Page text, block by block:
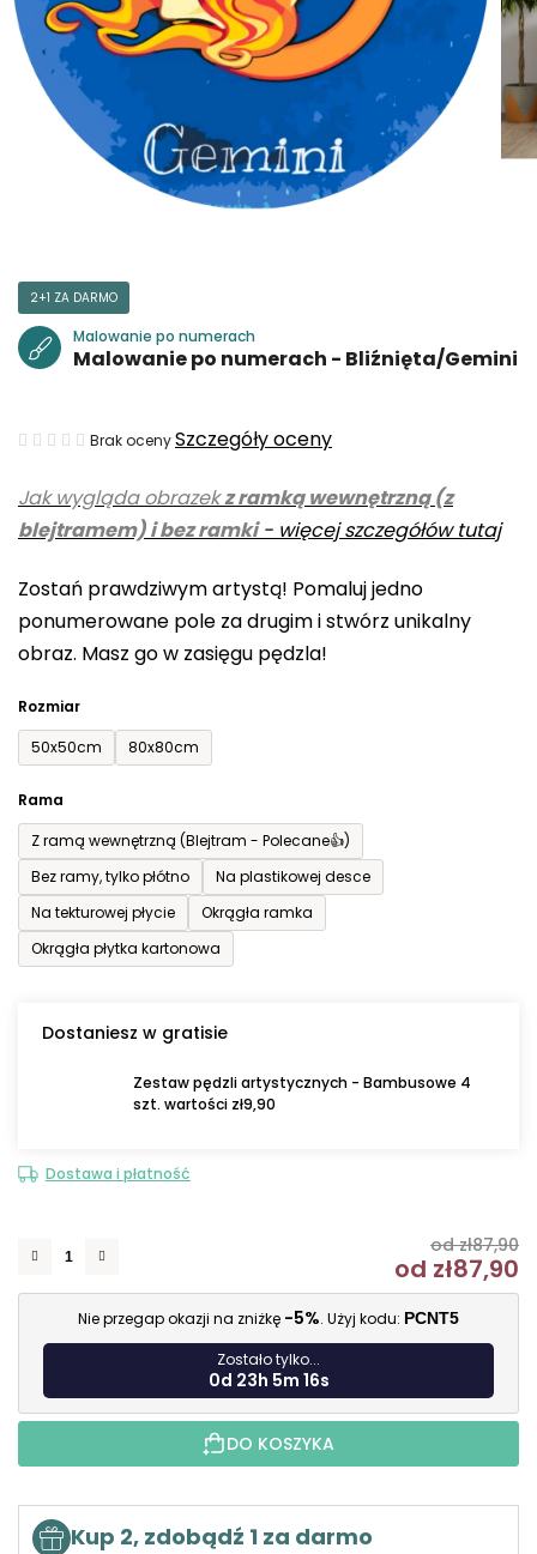
Jak wygląda obrazekz ramką wewnętrzną (z
blejtramem) i bez ramki- więcej szczegółów tutaj
Zostań prawdziwym artystą! Pomaluj jedno
ponumerowane pole za drugim i stwórz unikalny
obraz. Masz go w zasięgu pędzla!
Rozmiar
50x50cm
80x80cm
Rama
Z ramą wewnętrzną (Blejtram - Polecane👍)
Bez ramy, tylko płótno
Na plastikowej desce
Na tekturowej płycie
Okrągła ramka
Okrągła płytka kartonowa
Dostaniesz w gratisie
Zestaw pędzli artystycznych - Bambusowe 4
szt. wartości zł9,90
Dostawa i płatność
od zł87,90
od zł87,90
Nie przegap okazji na zniżkę -5%. Użyj kodu: PCNT5
Zostało tylko...
0d 23h 5m 15s
DO KOSZYKA
Kup 2, zdobądź 1 za darmo
2+1 ZA DARMO
Malowanie po numerach
Malowanie po numerach - Bliźnięta/Gemini
Średnia
produktu
wynosi
na
5
gwiazdek.
Brak ocenySzczegóły oceny